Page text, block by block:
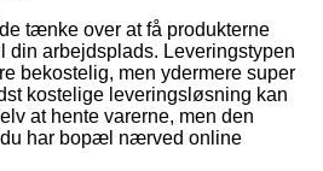
tænke over at få produkterne
din arbejdsplads. Leveringstypen
bekostelig, men ydermere super
kostelige leveringsløsning kan
at hente varerne, men den
har bopæl nærved online